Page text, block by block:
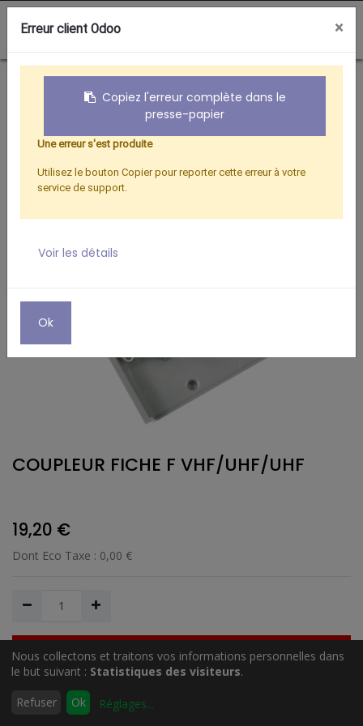
Rechercher
0
Boutique
Hertzien
COUPLEUR FICHE F VHF/UHF/UHF
COUPLEUR FICHE F VHF/UHF/UHF
19,20 €
Dont Eco Taxe : 0,00 €
Ajouter au Panier
Ajouter à la liste de souhait
Nous collectons et traitons vos informations personnelles dans
le but suivant : Statistiques des visiteurs.
Refuser Ok Réglages...
Erreur client Odoo ×
Copiez l'erreur complète dans le
presse-papier
Une erreur s'est produite
Utilisez le bouton Copier pour reporter cette erreur à votre
service de support.
Voir les détails
Ok